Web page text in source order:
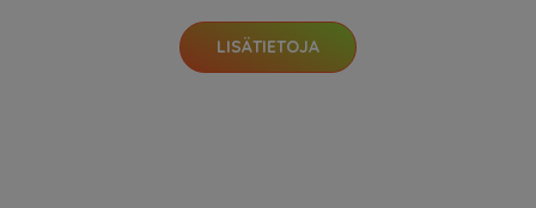
LISÄTIETOJA